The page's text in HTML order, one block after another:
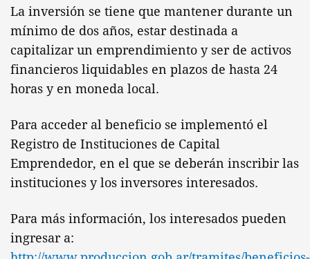
La inversión se tiene que mantener durante un
mínimo de dos años, estar destinada a
capitalizar un emprendimiento y ser de activos
financieros liquidables en plazos de hasta 24
horas y en moneda local.
Para acceder al beneficio se implementó el
Registro de Instituciones de Capital
Emprendedor, en el que se deberán inscribir las
instituciones y los inversores interesados.
Para más información, los interesados pueden
ingresar a: